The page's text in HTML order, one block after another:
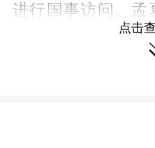
进行国事访问。孟
首将再次在北京面
点击